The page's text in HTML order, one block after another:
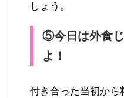
しょう。
⑤今日は外食
よ！
付き合った当初から